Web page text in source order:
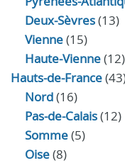
Deux-Sèvres(13)
Vienne(15)
Haute-Vienne(12)
Hauts-de-France
Nord(16)
Pas-de-Calais(12)
Somme(5)
Oise(8)